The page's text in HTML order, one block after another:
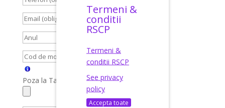
Poza la Talon, Carte Identitate, Brief
Termeni &
conditii
RSCP
Termeni &
conditii RSCP
See privacy
policy
Accepta toate